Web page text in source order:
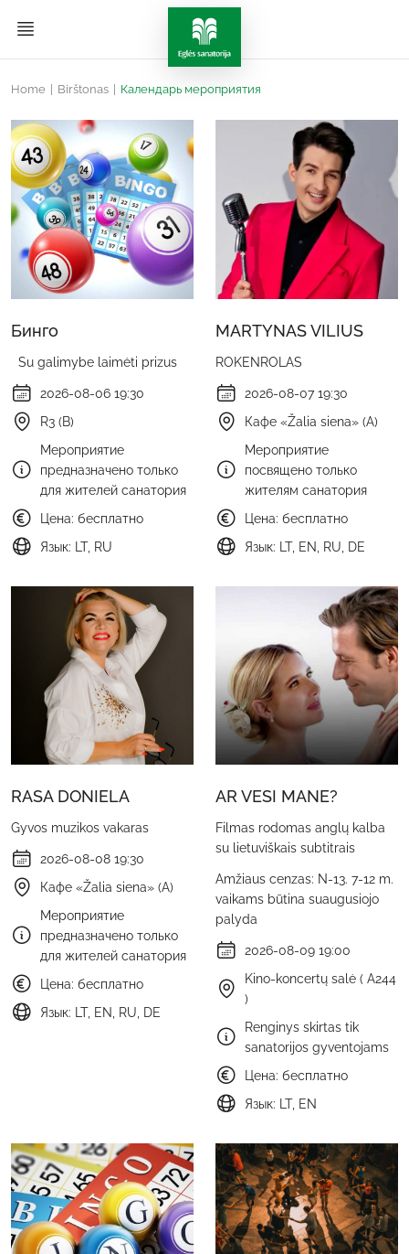
Home Birštonas Календарь мероприятия
Бинго
Su galimybe laimėti prizus
2026-08-06 19:30
R3 (B)
Мероприятие
предназначено только
для жителей санатория
Цена: бесплатно
Язык: LT, RU
MARTYNAS VILIUS
ROKENROLAS
2026-08-07 19:30
Кафе «Žalia siena» (A)
Мероприятие
посвящено только
жителям санатория
Цена: бесплатно
Язык: LT, EN, RU, DE
RASA DONIELA
Gyvos muzikos vakaras
2026-08-08 19:30
Кафе «Žalia siena» (A)
Мероприятие
предназначено только
для жителей санатория
Цена: бесплатно
Язык: LT, EN, RU, DE
AR VESI MANE?
Filmas rodomas anglų kalba
su lietuviškais subtitrais
Amžiaus cenzas: N-13. 7-12 m.
vaikams būtina suaugusiojo
palyda
2026-08-09 19:00
Kino-koncertų salė ( A244
)
Renginys skirtas tik
sanatorijos gyventojams
Цена: бесплатно
Язык: LT, EN